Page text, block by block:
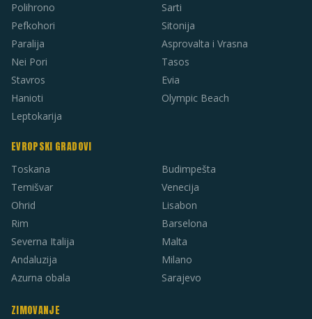
Polihrono
Pefkohori
Paralija
Nei Pori
Stavros
Hanioti
Leptokarija
Sarti
Sitonija
Asprovalta i Vrasna
Tasos
Evia
Olympic Beach
EVROPSKI GRADOVI
Toskana
Temišvar
Ohrid
Rim
Severna Italija
Andaluzija
Azurna obala
Budimpešta
Venecija
Lisabon
Barselona
Malta
Milano
Sarajevo
ZIMOVANJE